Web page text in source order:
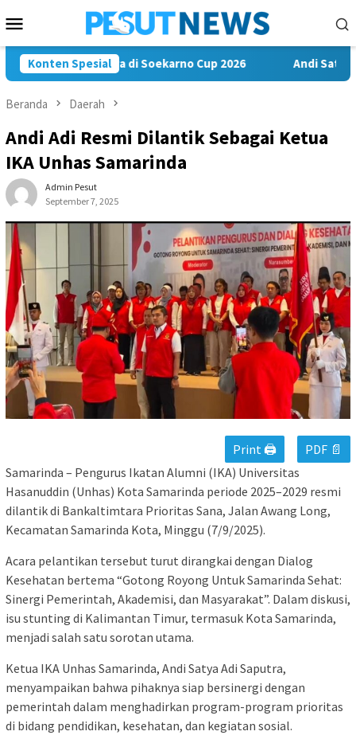
ke
Mobile
Konten Spesial
Misi Juara di Soekarno Cup 2026 Andi Satya
Beranda Daerah
Andi Adi Resmi Dilantik Sebagai Ketua
IKA Unhas Samarinda
Admin Pesut
September 7, 2025
Print 🖨
PDF 📄
Samarinda – Pengurus Ikatan Alumni (IKA) Universitas
Hasanuddin (Unhas) Kota Samarinda periode 2025–2029 resmi
dilantik di Bankaltimtara Prioritas Sana, Jalan Awang Long,
Kecamatan Samarinda Kota, Minggu (7/9/2025).
Acara pelantikan tersebut turut dirangkai dengan Dialog
Kesehatan bertema “Gotong Royong Untuk Samarinda Sehat:
Sinergi Pemerintah, Akademisi, dan Masyarakat”. Dalam diskusi,
isu stunting di Kalimantan Timur, termasuk Kota Samarinda,
menjadi salah satu sorotan utama.
Ketua IKA Unhas Samarinda, Andi Satya Adi Saputra,
menyampaikan bahwa pihaknya siap bersinergi dengan
pemerintah dalam menghadirkan program-program prioritas
di bidang pendidikan, kesehatan, dan kegiatan sosial.